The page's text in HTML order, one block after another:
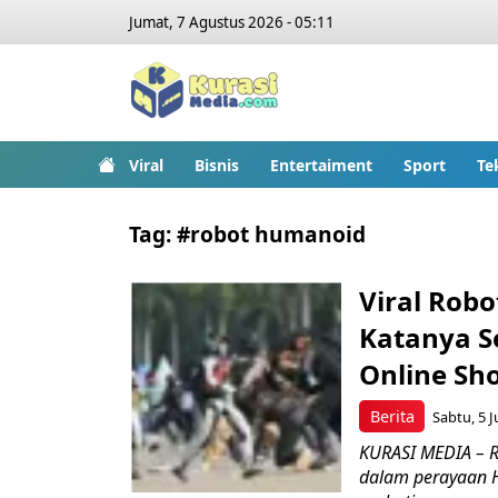
Jumat, 7 Agustus 2026 - 05:11
Viral Bisnis Entertaiment Sport
Tag:#robot humanoid
Berita
Viral
Katanya
Online
Sabtu, 5
KURASI MEDIA
dalam perayaan